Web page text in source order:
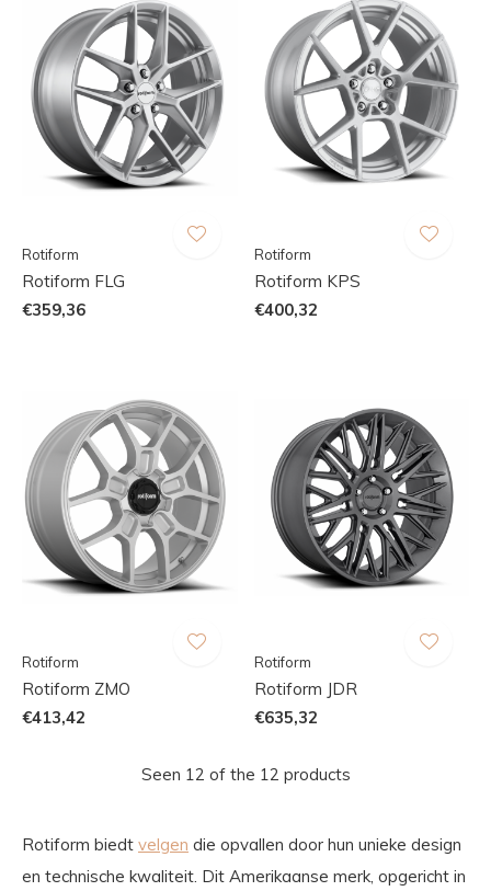
Rotiform
Rotiform FLG
€359,36
Rotiform
Rotiform KPS
€400,32
Rotiform
Rotiform ZMO
€413,42
Rotiform
Rotiform JDR
€635,32
Seen 12 of the 12 products
Rotiform biedt velgen die opvallen door hun unieke design
en technische kwaliteit. Dit Amerikaanse merk, opgericht in